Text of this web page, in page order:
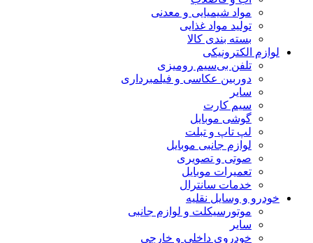
مواد شیمیایی و معدنی
تولید مواد غذایی
بسته بندی کالا
لوازم الکترونیکی
تلفن بی‌سیم رومیزی
دوربین عکاسی و فیلمبرداری
سایر
سیم کارت
گوشی موبایل
لپ تاپ و تبلت
لوازم جانبی موبایل
صوتی و تصویری
تعمیرات موبایل
خدمات سانترال
خودرو و وسایل نقلیه
موتورسیکلت و لوازم جانبی
سایر
خودروی داخلی و خارجی